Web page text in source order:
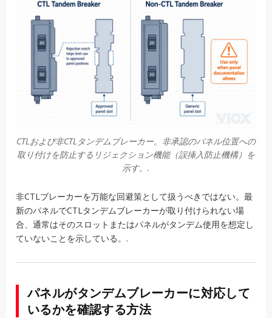
CTLおよび非CTLタンデムブレーカー。非承認のパネル位置への
取り付けを防止するリジェクション機能（誤挿入防止機構）を
示す。.
非CTLブレーカーを万能な回避策として扱うべきではない。最
新のパネルでCTLタンデムブレーカーが取り付けられない場
合、通常はそのスロットまたはパネルがタンデム使用を想定し
ていないことを示している。.
パネルがタンデムブレーカーに対応して
いるかを確認する方法